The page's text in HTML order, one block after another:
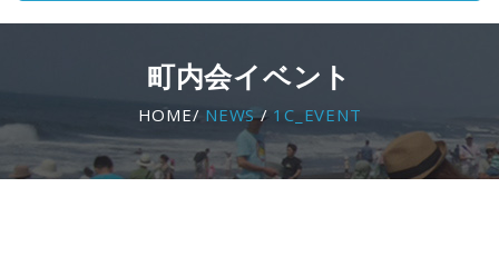
町内会イベント
HOME/ NEWS/ 1C_EVENT